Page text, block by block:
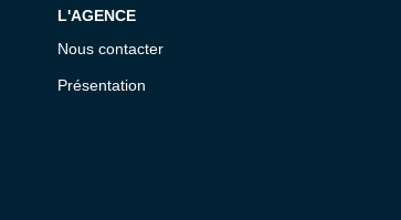
L'AGENCE
Nous contacter
Présentation